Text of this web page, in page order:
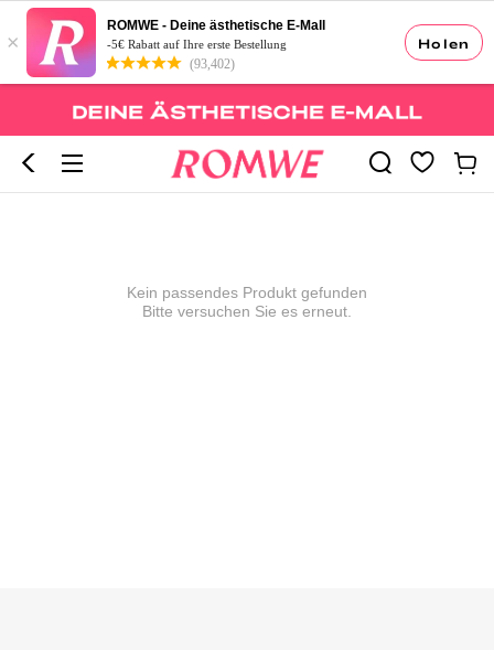
Holen
×
ROMWE - Deine ästhetische E-Mall
-5€ Rabatt auf Ihre erste Bestellung
(93,402)
Kein passendes Produkt gefunden
Bitte versuchen Sie es erneut.